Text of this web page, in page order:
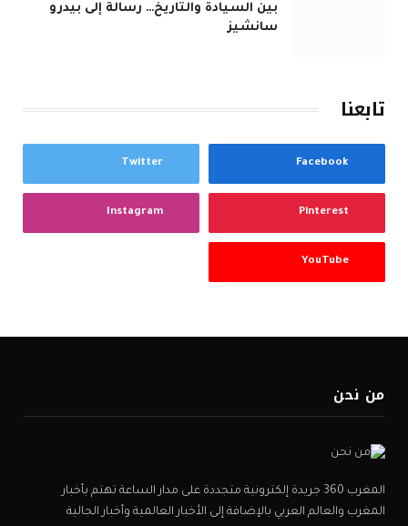
بين السيادة والتاريخ… رسالة إلى بيدرو
سانشيز
تابعنا
Facebook
Twitter
Pinterest
Instagram
YouTube
من نحن
المغرب 360 جريدة إلكترونية متجددة على مدار الساعة تهتم بأخبار
المغرب والعالم العربي بالإضافة إلى الأخبار العالمية وأخبار الجالية